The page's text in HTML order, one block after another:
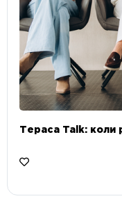
Тераса Talk: коли